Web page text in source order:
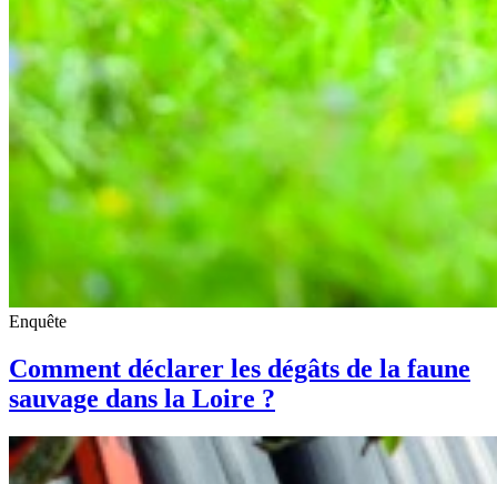
Enquête
Comment déclarer les dégâts de la faune
sauvage dans la Loire ?